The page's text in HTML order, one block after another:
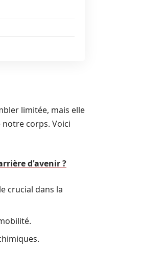
limitée, mais elle
corps. Voici
d'avenir ?
crucial dans la